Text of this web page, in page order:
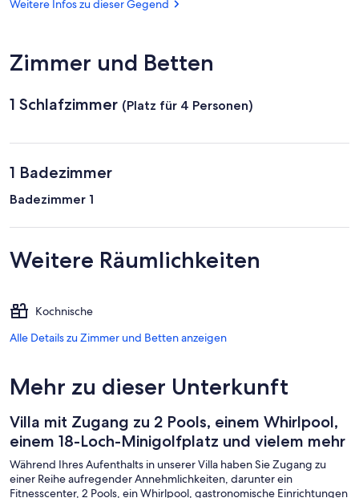
Massachusetts
Weitere Infos zu dieser Gegend
Zimmer und Betten
1 Schlafzimmer (Platz für 4 Personen)
1 Badezimmer
Badezimmer 1
Weitere Räumlichkeiten
Kochnische
Alle Details zu Zimmer und Betten anzeigen
Mehr zu dieser Unterkunft
Villa mit Zugang zu 2 Pools, einem Whirlpool,
einem 18-Loch-Minigolfplatz und vielem mehr
Während Ihres Aufenthalts in unserer Villa haben Sie Zugang zu
einer Reihe aufregender Annehmlichkeiten, darunter ein
Fitnesscenter, 2 Pools, ein Whirlpool, gastronomische Einrichtungen